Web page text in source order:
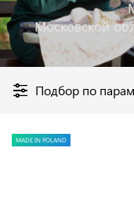
Московской
Подбор по
MADE IN POLAND